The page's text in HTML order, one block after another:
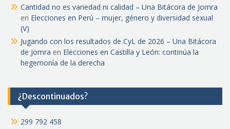
Cantidad no es variedad ni calidad – Una Bitácora de Jomra
en Elecciones en Perú – mujer, género y diversidad sexual
(V)
Jugando con los resultados de CyL de 2026 – Una Bitácora
de Jomra en Elecciones en Castilla y León: continúa la
hegemonía de la derecha
¿Descontinuados?
299 792 458